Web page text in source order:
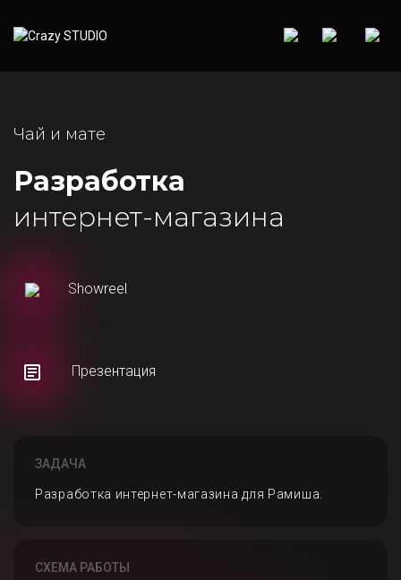
Чай и мате
Разработка
интернет-магазина
Showreel
Презентация
ЗАДАЧА
Разработка интернет-магазина для Рамиша.
СХЕМА РАБОТЫ